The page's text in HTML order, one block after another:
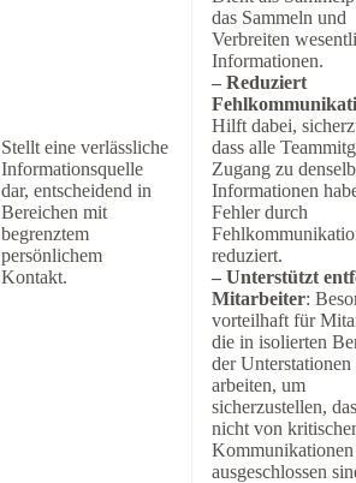
Stellt eine verlässliche
Informationsquelle
dar, entscheidend in
Bereichen mit
begrenztem
persönlichem
Kontakt.
das Sammeln und
Verbreiten
Informationen.
– Reduziert
Hilft dabei,
dass alle
Zugang zu
Informationen
Fehler durch
reduziert.
– Unterstützt
Mitarbeiter:
vorteilhaft für
die in isolierten
der Unterstationen
arbeiten, um
sicherzustellen,
nicht von
Kommunikationen
ausgeschlossen